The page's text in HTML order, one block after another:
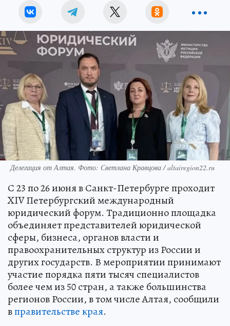
Делегация от Алтая. Фото: Светлана Кравцова / altairegion22.ru
С 23 по 26 июня в Санкт-Петербурге проходит
XIV Петербургский международный
юридический форум. Традиционно площадка
объединяет представителей юридической
сферы, бизнеса, органов власти и
правоохранительных структур из России и
других государств. В мероприятии принимают
участие порядка пяти тысяч специалистов
более чем из 50 стран, а также большинства
регионов России, в том числе Алтая, сообщили
вправительстве края.